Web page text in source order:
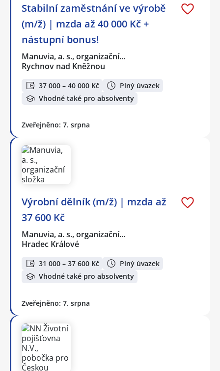
Stabilní zaměstnání ve výrobě
(m/ž) | mzda až 40 000 Kč +
nástupní bonus!
Manuvia, a. s., organizační…
Rychnov nad Kněžnou
37 000 – 40 000 Kč
Plný úvazek
Vhodné také pro absolventy
Zveřejněno: 7. srpna
Výrobní dělník (m/ž) | mzda až
37 600 Kč
Manuvia, a. s., organizační…
Hradec Králové
31 000 – 37 600 Kč
Plný úvazek
Vhodné také pro absolventy
Zveřejněno: 7. srpna